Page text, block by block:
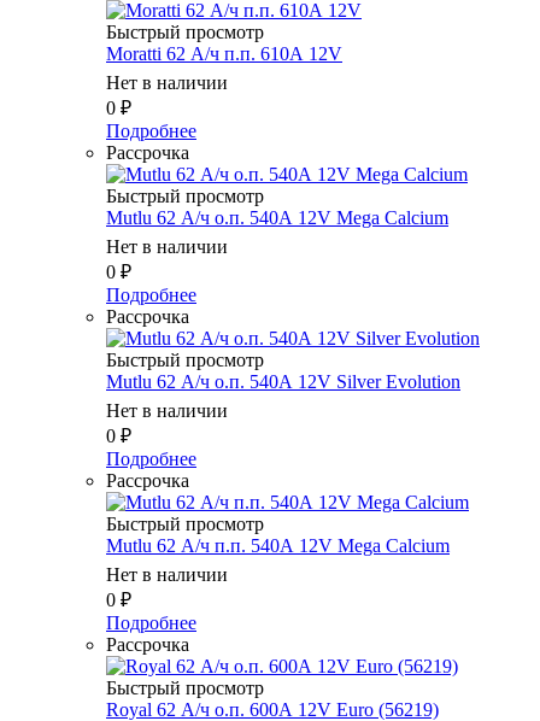
Быстрый просмотр
Moratti 62 А/ч п.п. 610А 12V
Нет в наличии
0 ₽
Подробнее
Рассрочка
Быстрый просмотр
Mutlu 62 А/ч о.п. 540А 12V Mega Calcium
Нет в наличии
0 ₽
Подробнее
Рассрочка
Быстрый просмотр
Mutlu 62 А/ч о.п. 540А 12V Silver Evolution
Нет в наличии
0 ₽
Подробнее
Рассрочка
Быстрый просмотр
Mutlu 62 А/ч п.п. 540А 12V Mega Calcium
Нет в наличии
0 ₽
Подробнее
Рассрочка
Быстрый просмотр
Royal 62 А/ч о.п. 600А 12V Euro (56219)